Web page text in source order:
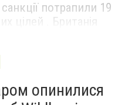
потрапили 19
цілей . Британія
опинилися